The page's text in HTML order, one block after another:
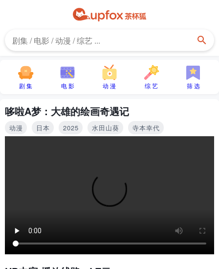
剧 集 电 影 动 漫 综 艺 筛 选
哆啦A梦：大雄的绘画奇遇记
动漫 日本 2025 水田山葵 寺本幸代